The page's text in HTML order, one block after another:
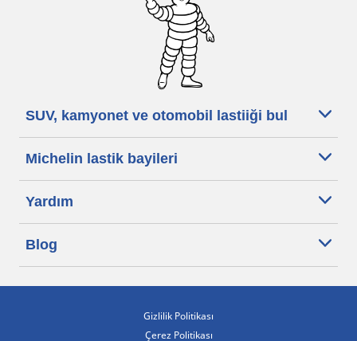
SUV, kamyonet ve otomobil lastiiği bul
Michelin lastik bayileri
Yardım
Blog
Gizlilik Politikası
Çerez Politikası